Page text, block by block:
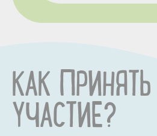
КАК ПРИНЯТЬ
УЧАСТИЕ?